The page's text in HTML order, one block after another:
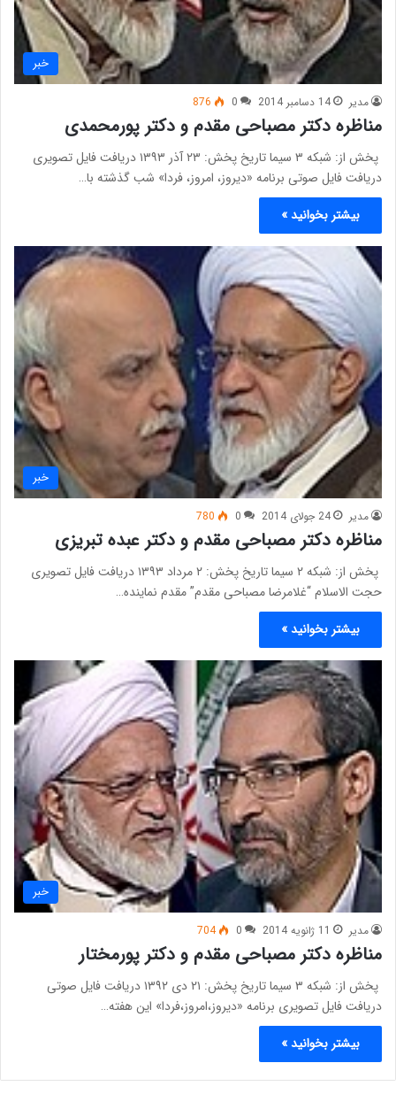
خبر
مدیر 14 دسامبر 2014 0
876
مناظره دکتر مصباحی مقدم و دکتر پورمحمدی
پخش از: شبکه ۳ سیما تاریخ پخش: ۲۳ آذر ۱۳۹۳ دریافت فایل تصویری
دریافت فایل صوتی برنامه «دیروز، امروز، فردا» شب گذشته با…
بیشتر بخوانید »
خبر
مدیر 24 جولای 2014 0
780
مناظره دکتر مصباحی مقدم و دکتر عبده تبریزی
پخش از: شبکه ۲ سیما تاریخ پخش: ۲ مرداد ۱۳۹۳ دریافت فایل تصویری
حجت الاسلام “غلامرضا مصباحی مقدم” مقدم نماینده…
بیشتر بخوانید »
خبر
مدیر 11 ژانویه 2014 0
704
مناظره دکتر مصباحی مقدم و دکتر پورمختار
پخش از: شبکه ۳ سیما تاریخ پخش: ۲۱ دی ۱۳۹۲ دریافت فایل صوتی
دریافت فایل تصویری برنامه «دیروز،امروز،فردا» این هفته…
بیشتر بخوانید »